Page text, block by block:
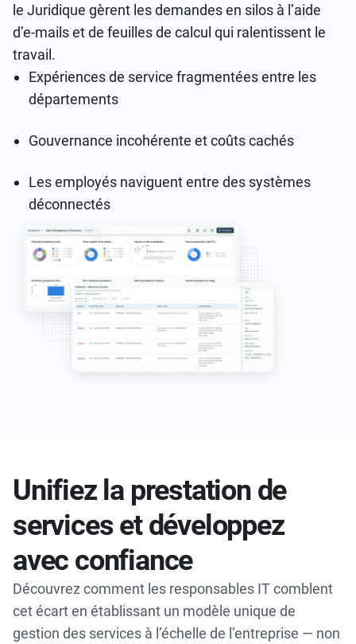
le Juridique gèrent les demandes en silos à l’aide
d’e-mails et de feuilles de calcul qui ralentissent le
travail.
Expériences de service fragmentées entre les
départements
Gouvernance incohérente et coûts cachés
Les employés naviguent entre des systèmes
déconnectés
Unifiez la prestation de
services et développez
avec confiance
Découvrez comment les responsables IT comblent
cet écart en établissant un modèle unique de
gestion des services à l’échelle de l’entreprise — non